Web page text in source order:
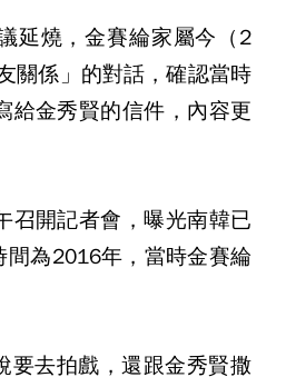
延燒，金賽綸家屬今（2
關係」的對話，確認當時
給金秀賢的信件，內容更
召開記者會，曝光南韓已
為2016年，當時金賽綸
要去拍戲，還跟金秀賢撒